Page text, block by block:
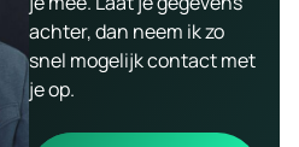
achter, dan neem ik zo
snel mogelijk contact met
je op.